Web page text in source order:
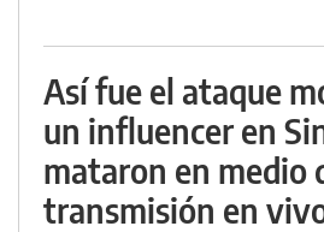
Así fue el ataque
un influencer en
mataron en medio
transmisión en